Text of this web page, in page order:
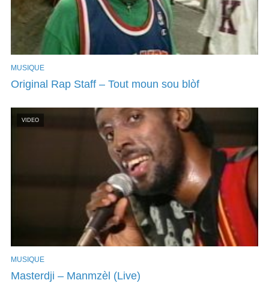
MUSIQUE
Original Rap Staff – Tout moun sou blòf
VIDEO
MUSIQUE
Masterdji – Manmzèl (Live)